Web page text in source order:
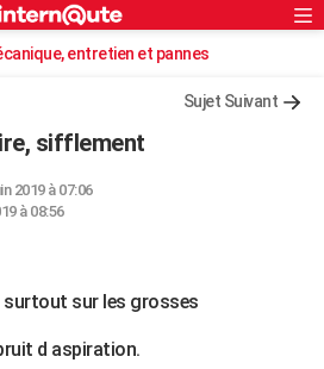
Rechercher
S'inscrire
Connexionentretien et pannes
Sujet Suivant
sifflement
2019 à 07:06
à 08:56
sur les grosses
d aspiration.